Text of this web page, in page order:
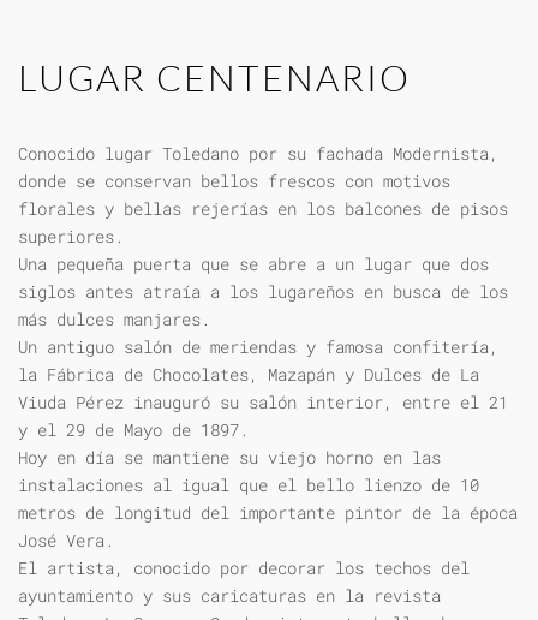
LUGAR CENTENARIO
Conocido lugar Toledano por su fachada Modernista,
donde se conservan bellos frescos con motivos
florales y bellas rejerías en los balcones de pisos
superiores.
Una pequeña puerta que se abre a un lugar que dos
siglos antes atraía a los lugareños en busca de los
más dulces manjares.
Un antiguo salón de meriendas y famosa confitería,
la Fábrica de Chocolates, Mazapán y Dulces de La
Viuda Pérez inauguró su salón interior, entre el 21
y el 29 de Mayo de 1897.
Hoy en día se mantiene su viejo horno en las
instalaciones al igual que el bello lienzo de 10
metros de longitud del importante pintor de la época
José Vera.
El artista, conocido por decorar los techos del
ayuntamiento y sus caricaturas en la revista